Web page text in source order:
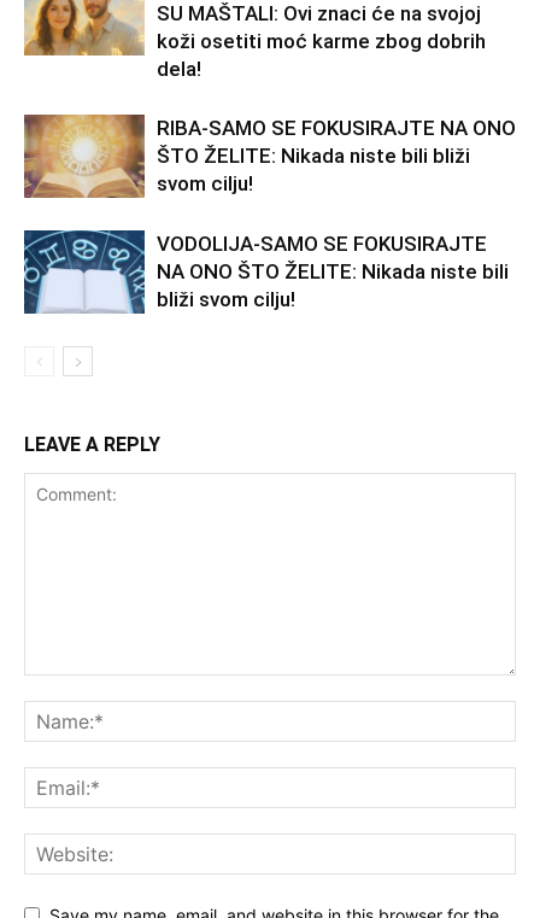
SU MAŠTALI: Ovi znaci će na svojoj
koži osetiti moć karme zbog dobrih
dela!
RIBA-SAMO SE FOKUSIRAJTE NA ONO
ŠTO ŽELITE: Nikada niste bili bliži
svom cilju!
VODOLIJA-SAMO SE FOKUSIRAJTE
NA ONO ŠTO ŽELITE: Nikada niste bili
bliži svom cilju!
LEAVE A REPLY